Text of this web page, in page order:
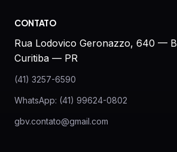
CONTATO
Rua Lodovico Geronazzo, 640 —
Curitiba — PR
(41) 3257-6590
WhatsApp: (41) 99624-0802
gbv.contato@gmail.com